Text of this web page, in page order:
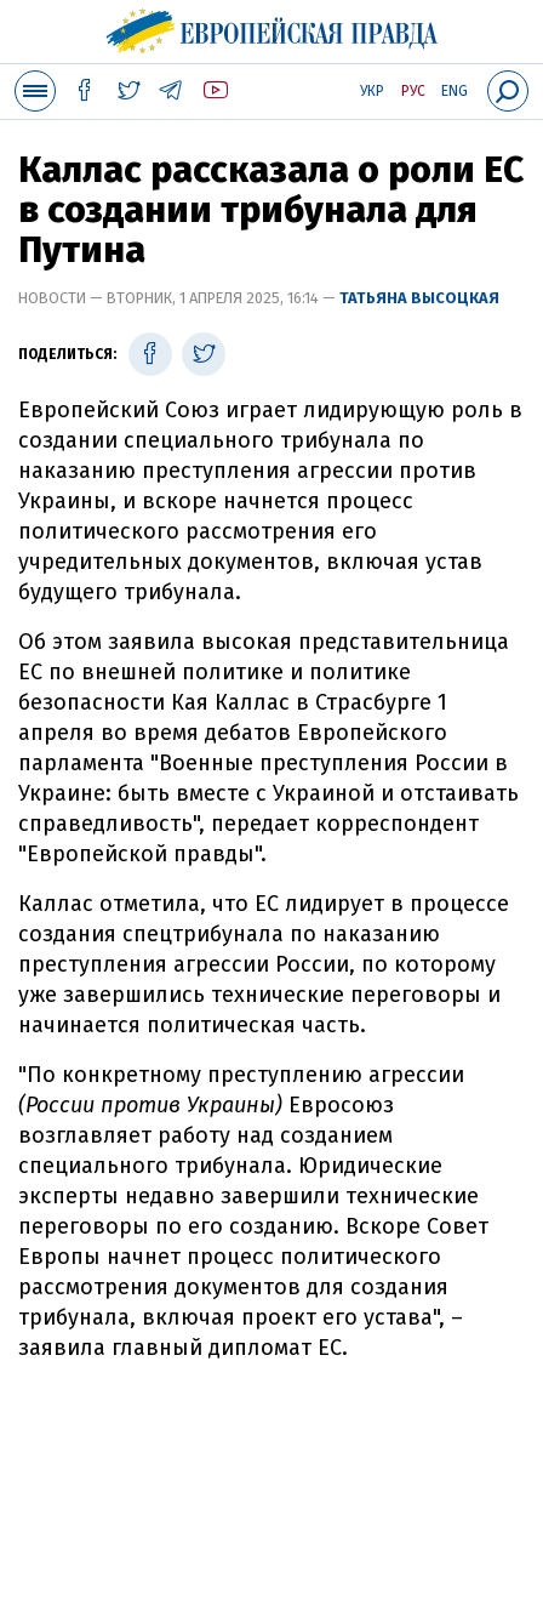
УКР РУС ENG
Каллас рассказала о роли ЕС
в создании трибунала для
Путина
НОВОСТИ — ВТОРНИК, 1 АПРЕЛЯ 2025, 16:14 — ТАТЬЯНА ВЫСОЦКАЯ
ПОДЕЛИТЬСЯ:
Европейский Союз играет лидирующую роль в
создании специального трибунала по
наказанию преступления агрессии против
Украины, и вскоре начнется процесс
политического рассмотрения его
учредительных документов, включая устав
будущего трибунала.
Об этом заявила высокая представительница
ЕС по внешней политике и политике
безопасности Кая Каллас в Страсбурге 1
апреля во время дебатов Европейского
парламента "Военные преступления России в
Украине: быть вместе с Украиной и отстаивать
справедливость", передает корреспондент
"Европейской правды".
Каллас отметила, что ЕС лидирует в процессе
создания спецтрибунала по наказанию
преступления агрессии России, по которому
уже завершились технические переговоры и
начинается политическая часть.
"По конкретному преступлению агрессии
(России против Украины) Евросоюз
возглавляет работу над созданием
специального трибунала. Юридические
эксперты недавно завершили технические
переговоры по его созданию. Вскоре Совет
Европы начнет процесс политического
рассмотрения документов для создания
трибунала, включая проект его устава", –
заявила главный дипломат ЕС.